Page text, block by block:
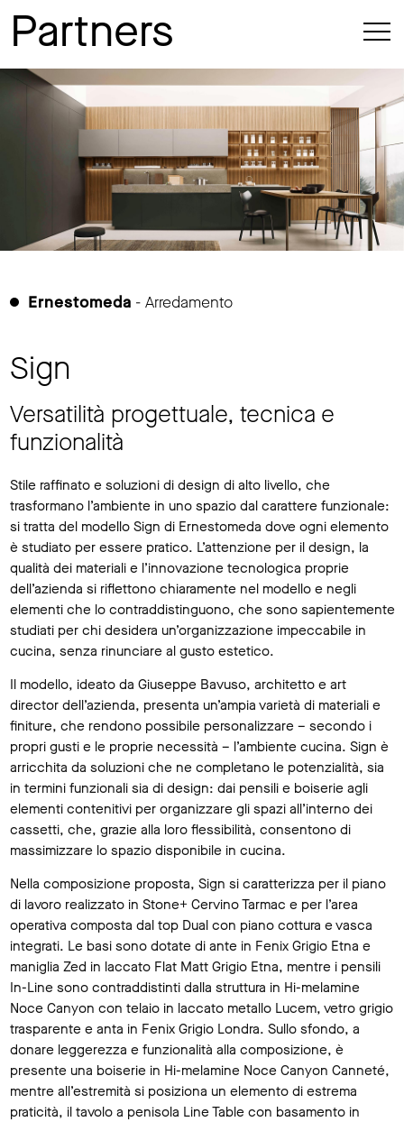
Partners
Ernestomeda - Arredamento
Sign
Versatilità progettuale, tecnica e
funzionalità
Stile raffinato e soluzioni di design di alto livello, che
trasformano l’ambiente in uno spazio dal carattere funzionale:
si tratta del modello Sign di Ernestomeda dove ogni elemento
è studiato per essere pratico. L’attenzione per il design, la
qualità dei materiali e l’innovazione tecnologica proprie
dell’azienda si riflettono chiaramente nel modello e negli
elementi che lo contraddistinguono, che sono sapientemente
studiati per chi desidera un’organizzazione impeccabile in
cucina, senza rinunciare al gusto estetico.
Il modello, ideato da Giuseppe Bavuso, architetto e art
director dell’azienda, presenta un’ampia varietà di materiali e
finiture, che rendono possibile personalizzare – secondo i
propri gusti e le proprie necessità – l’ambiente cucina. Sign è
arricchita da soluzioni che ne completano le potenzialità, sia
in termini funzionali sia di design: dai pensili e boiserie agli
elementi contenitivi per organizzare gli spazi all’interno dei
cassetti, che, grazie alla loro flessibilità, consentono di
massimizzare lo spazio disponibile in cucina.
Nella composizione proposta, Sign si caratterizza per il piano
di lavoro realizzato in Stone+ Cervino Tarmac e per l’area
operativa composta dal top Dual con piano cottura e vasca
integrati. Le basi sono dotate di ante in Fenix Grigio Etna e
maniglia Zed in laccato Flat Matt Grigio Etna, mentre i pensili
In-Line sono contraddistinti dalla struttura in Hi-melamine
Noce Canyon con telaio in laccato metallo Lucem, vetro grigio
trasparente e anta in Fenix Grigio Londra. Sullo sfondo, a
donare leggerezza e funzionalità alla composizione, è
presente una boiserie in Hi-melamine Noce Canyon Canneté,
mentre all’estremità si posiziona un elemento di estrema
praticità, il tavolo a penisola Line Table con basamento in